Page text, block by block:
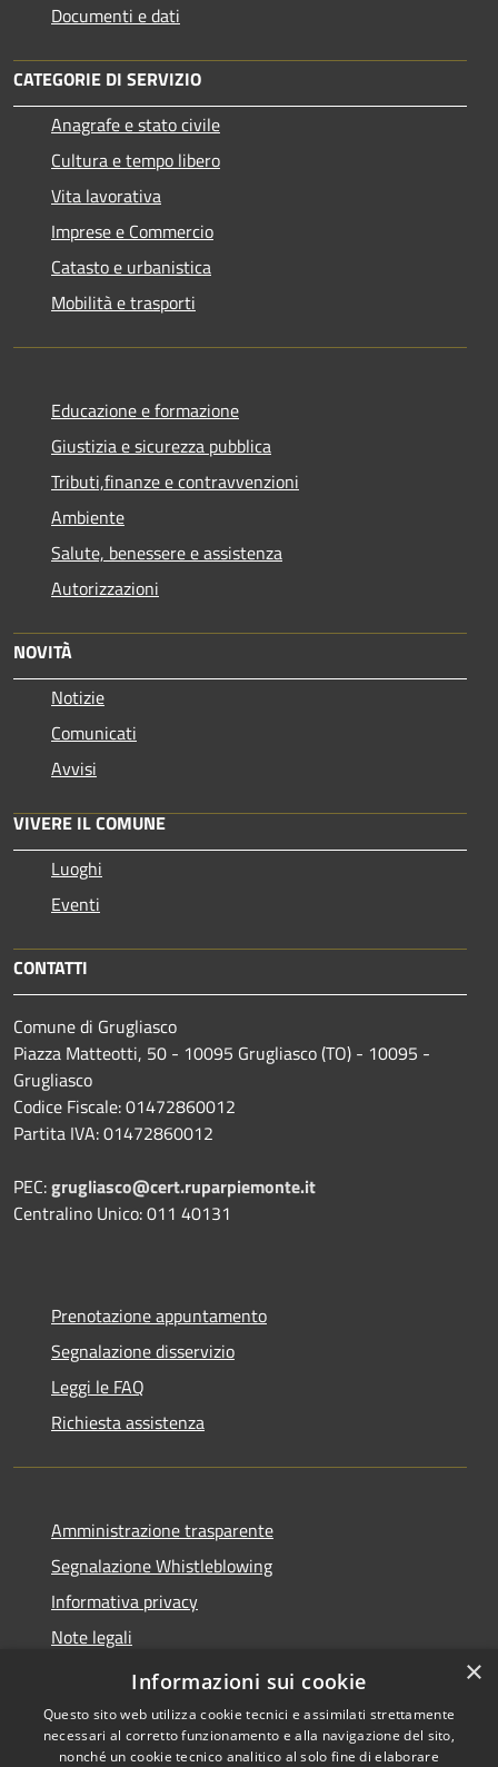
Documenti e dati
CATEGORIE DI SERVIZIO
Anagrafe e stato civile
Cultura e tempo libero
Vita lavorativa
Imprese e Commercio
Catasto e urbanistica
Mobilità e trasporti
Educazione e formazione
Giustizia e sicurezza pubblica
Tributi,finanze e contravvenzioni
Ambiente
Salute, benessere e assistenza
Autorizzazioni
NOVITÀ
Notizie
Comunicati
Avvisi
VIVERE IL COMUNE
Luoghi
Eventi
CONTATTI
Comune di Grugliasco
Piazza Matteotti, 50 - 10095 Grugliasco (TO) - 10095 -
Grugliasco
Codice Fiscale: 01472860012
Partita IVA: 01472860012
PEC:grugliasco@cert.ruparpiemonte.it
Centralino Unico: 011 40131
Prenotazione appuntamento
Segnalazione disservizio
Leggi le FAQ
Richiesta assistenza
Amministrazione trasparente
Segnalazione Whistleblowing
Informativa privacy
Note legali
Dichiarazione di accessibilità
×
Informazioni sui cookie
Questo sito web utilizza cookie tecnici e assimilati strettamente
necessari al corretto funzionamento e alla navigazione del sito,
nonché un cookie tecnico analitico al solo fine di elaborare